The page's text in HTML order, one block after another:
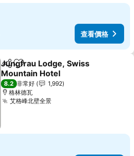
查看價格
分享 加入我的最愛
Jungfrau Lodge, Swiss
Mountain Hotel
查看價格
8.2 非常好
1,992
格林德瓦
艾格峰北壁全景查看價格